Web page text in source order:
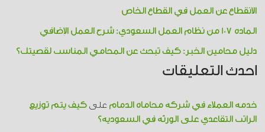
الانقطاع عن العمل في القطاع الخاص
المادة 107 من نظام العمل السعودي: شرح العمل الإضافي
دليل محامين الخبر: كيف تبحث عن المحامي المناسب لقضيتك؟
احدث التعليقات
خدمة العملاء في شركة محاماة الدمام علىكيف يتم توزيع
الراتب التقاعدي على الورثة في السعودية؟